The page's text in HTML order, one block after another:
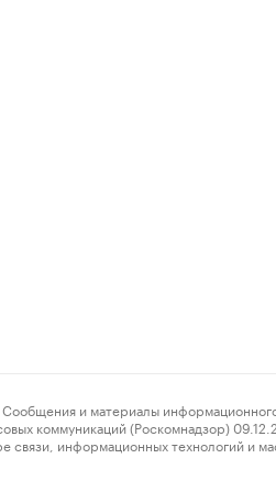
и материалы информационного
коммуникаций (Роскомнадзор)
информационных технологий